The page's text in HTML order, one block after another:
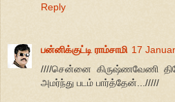
Reply
பன்னிக்குட்டி ராம்சாமி 17
////சென்னை கிருஷ்ணவேணி
அமர்ந்து படம் பார்த்தேன்.../////